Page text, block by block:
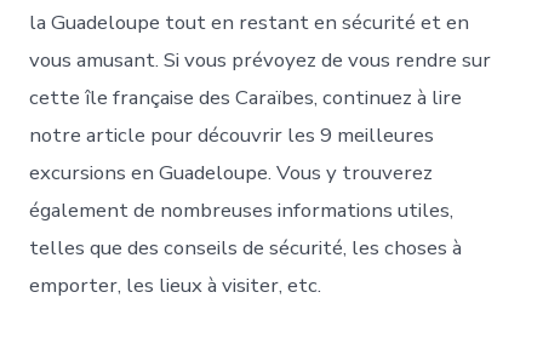
la Guadeloupe tout en restant en sécurité et en
vous amusant. Si vous prévoyez de vous rendre sur
cette île française des Caraïbes, continuez à lire
notre article pour découvrir les 9 meilleures
excursions en Guadeloupe. Vous y trouverez
également de nombreuses informations utiles,
telles que des conseils de sécurité, les choses à
emporter, les lieux à visiter, etc.